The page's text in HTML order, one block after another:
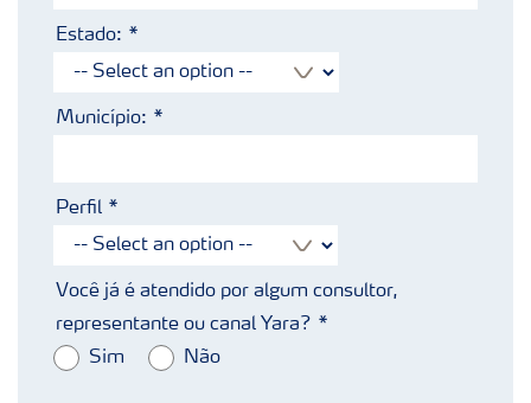
Estado:
Município:
Perfil
Você já é atendido por algum consultor,
representante ou canal Yara?
Sim
Não